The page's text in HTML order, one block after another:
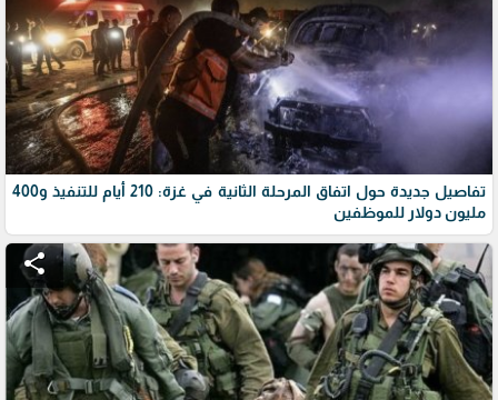
تفاصيل جديدة حول اتفاق المرحلة الثانية في غزة: 210 أيام للتنفيذ و400
مليون دولار للموظفين
share